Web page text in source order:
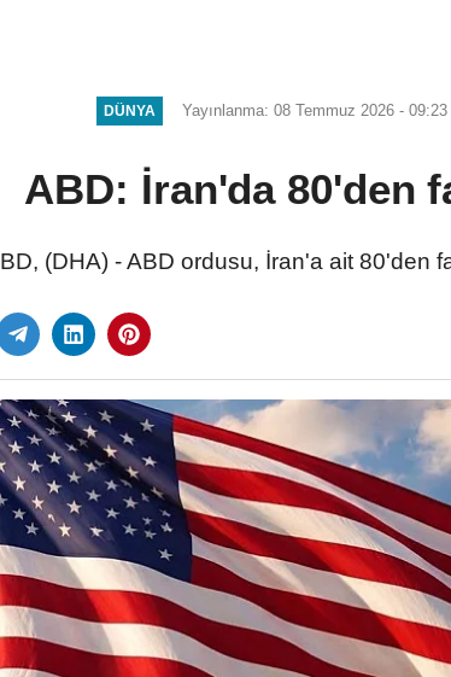
DÜNYA Yayınlanma: 08 Temmuz 2026 - 09:23
ABD: İran'da 80'den
(DHA) - ABD ordusu, İran'a ait 80'den